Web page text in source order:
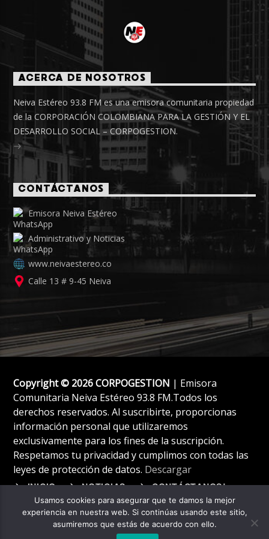
ACERCA DE NOSOTROS
Neiva Estéreo 93.8 FM es una emisora comunitaria propiedad
de la CORPORACIÓN COLOMBIANA PARA LA GESTIÓN Y EL
DESARROLLO SOCIAL – CORPOGESTION.
CONTÁCTANOS
Emisora Neiva Estéreo
Administrativo y Noticias
www.neivaestereo.co
Calle 13 # 9-45 Neiva
Copyright © 2026 CORPOGESTION | Emisora
Comunitaria Neiva Estéreo 93.8 FM.Todos los
derechos reservados. Al suscribirte, proporcionas
información personal que utilizaremos
exclusivamente para los fines de la suscripción.
Respetamos tu privacidad y cumplimos con todas las
leyes de protección de datos. Descargar
INICIO NOTICIAS CONTÁCTANOS!
Usamos cookies para asegurar que te damos la mejor
experiencia en nuestra web. Si continúas usando este sitio,
asumiremos que estás de acuerdo con ello.